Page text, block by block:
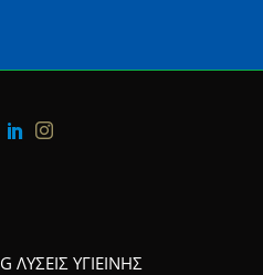
ΛΥΣΕΙΣ ΥΓΙΕΙΝΗΣ